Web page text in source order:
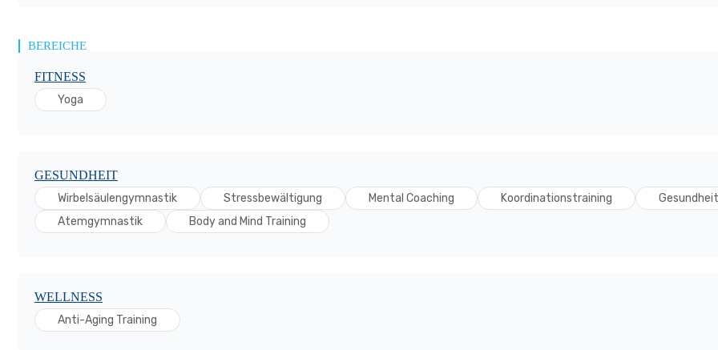
BEREICHE
FITNESS
Yoga
GESUNDHEIT
Wirbelsäulengymnastik
Stressbewältigung Mental Coaching Koordinationstraining
Atemgymnastik
Body and Mind Training
WELLNESS
Anti-Aging Training